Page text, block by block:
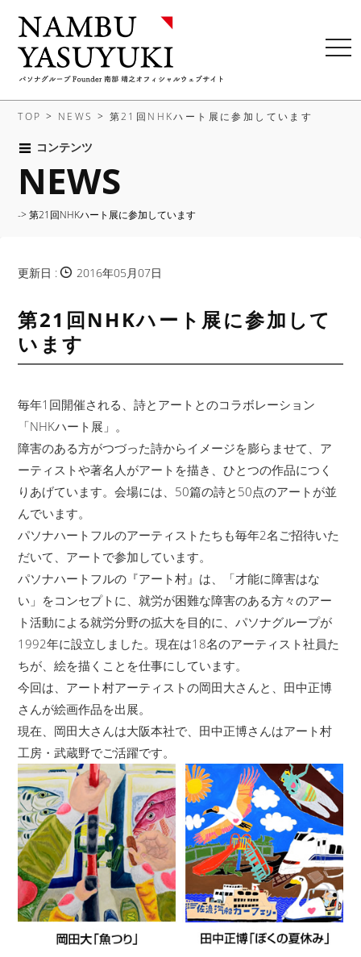
t
g
TOP > NEWS > 第21回NHKハート展に参加しています
コンテンツ
NEWS
-> 第21回NHKハート展に参加しています
更新日 : 2016年05月07日
第21回NHKハート展に参加して
います
毎年1回開催される、詩とアートとのコラボレーション
「NHKハート展」。
障害のある方がつづった詩からイメージを膨らませて、ア
ーティストや著名人がアートを描き、ひとつの作品につく
りあげています。会場には、50篇の詩と50点のアートが並
んでいます。
パソナハートフルのアーティストたちも毎年2名ご招待いた
だいて、アートで参加しています。
パソナハートフルの『アート村』は、「才能に障害はな
い」をコンセプトに、就労が困難な障害のある方々のアー
ト活動による就労分野の拡大を目的に、パソナグループが
1992年に設立しました。現在は18名のアーティスト社員た
ちが、絵を描くことを仕事にしています。
今回は、アート村アーティストの岡田大さんと、田中正博
さんが絵画作品を出展。
現在、岡田大さんは大阪本社で、田中正博さんはアート村
工房・武蔵野でご活躍です。